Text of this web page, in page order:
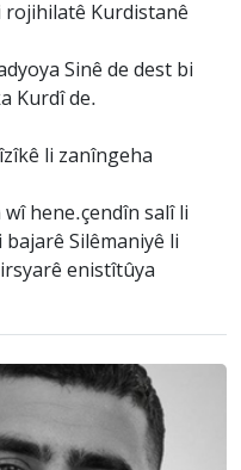
rojihilatê Kurdistanê
Sinê de dest bi
Kurdî de.
li zanîngeha
hene.çendîn salî li
Silêmaniyê li
enistîtûya